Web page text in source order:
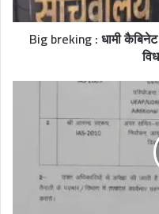
Big breking : धामी